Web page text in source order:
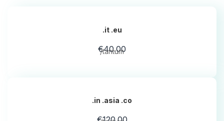
.it .eu
€40.00
/tantum
.in .asia .co